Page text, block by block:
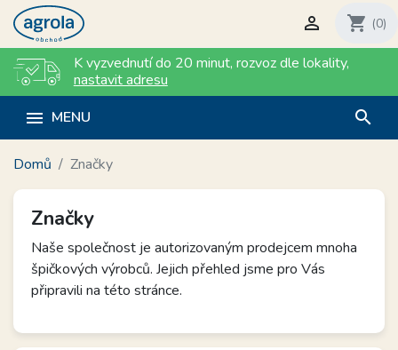
 shopping_cart (0)
K vyzvednutí do 20 minut, rozvoz dle lokality,
nastavit adresu
 MENU search
Domů Značky
Značky
Naše společnost je autorizovaným prodejcem mnoha
špičkových výrobců. Jejich přehled jsme pro Vás
připravili na této stránce.